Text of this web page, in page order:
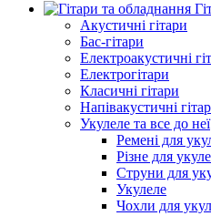
Акустичні гітари
Бас-гітари
Електроакустичні
Електрогітари
Класичні гітари
Напівакустичні
Укулеле та все до неї
Ремені для
Різне для
Струни для
Укулеле
Чохли для